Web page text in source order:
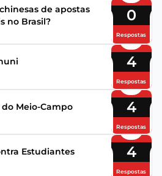
de apostas
no Brasil?
0
Respostas
4
Respostas
Meio-Campo 4
Respostas
Estudiantes 4
Respostas